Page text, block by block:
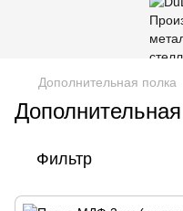
Дополнительная полка
Фильтр